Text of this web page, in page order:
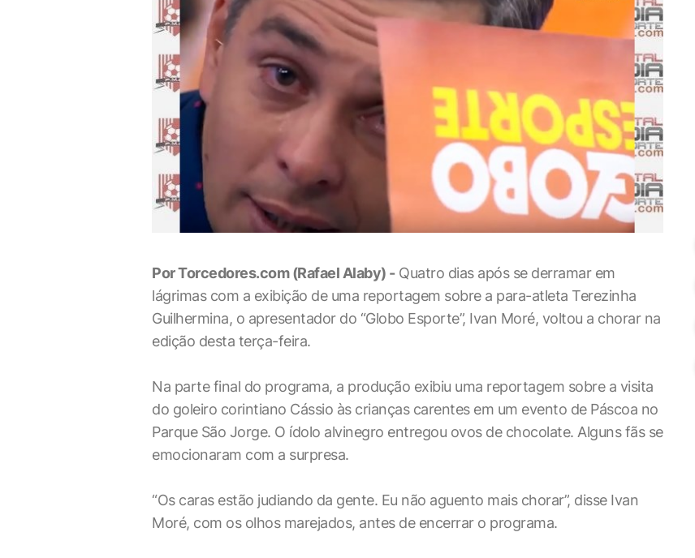
Por Torcedores.com (Rafael Alaby) -Quatro dias após se derramar em
lágrimas com a exibição de uma reportagem sobre a para-atleta Terezinha
Guilhermina, o apresentador do “Globo Esporte”, Ivan Moré, voltou a chorar na
edição desta terça-feira.
Na parte final do programa, a produção exibiu uma reportagem sobre a visita
do goleiro corintiano Cássio às crianças carentes em um evento de Páscoa no
Parque São Jorge. O ídolo alvinegro entregou ovos de chocolate. Alguns fãs se
emocionaram com a surpresa.
“Os caras estão judiando da gente. Eu não aguento mais chorar”, disse Ivan
Moré, com os olhos marejados, antes de encerrar o programa.